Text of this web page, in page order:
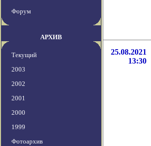
Форум
АРХИВ
Текущий
2003
2002
2001
2000
1999
Фотоархив
25.08.2021
13:30